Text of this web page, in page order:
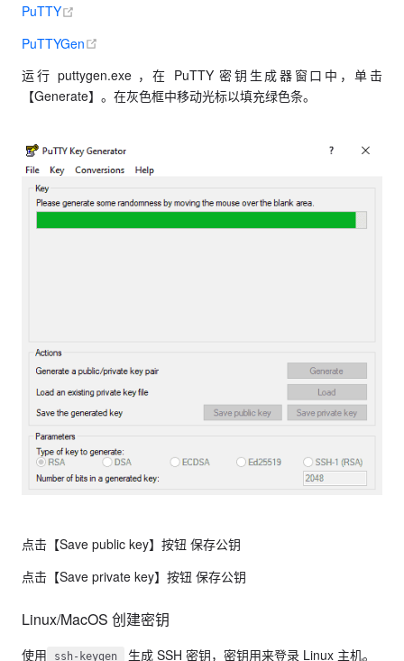
PuTTY
PuTTYGen
运行 puttygen.exe ，在 PuTTY 密钥生成器窗口中，单击
【Generate】。在灰色框中移动光标以填充绿色条。
点击【Save public key】按钮 保存公钥
点击【Save private key】按钮 保存公钥
Linux/MacOS 创建密钥
使用 ssh-keygen 生成 SSH 密钥，密钥用来登录 Linux 主机。